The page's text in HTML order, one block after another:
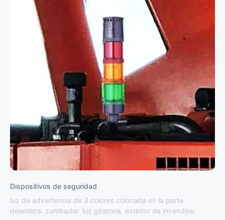
Dispositivos de seguridad
luz de advertencia de 3 colores colocada en la parte
delantera. zumbador. luz giratoria. extintor de incendios.